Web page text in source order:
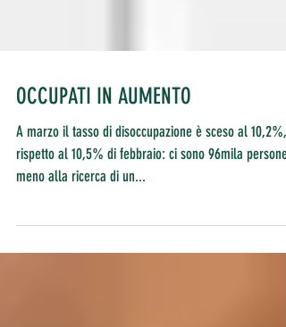
OCCUPATI IN AUMENTO
A marzo il tasso di disoccupazione è sceso al 10,2%,
rispetto al 10,5% di febbraio: ci sono 96mila persone